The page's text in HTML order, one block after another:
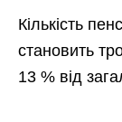
Кількість
становить
13 % від